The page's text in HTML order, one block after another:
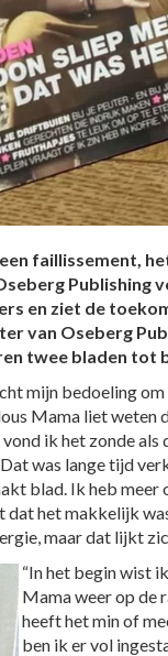
faillissement,
Publishing
en ziet de
van Oseberg
twee bladen tot
mijn bedoeling
Mama liet weten
ik het zonde als
was lange tijd
blad. Ik heb
het makkelijk
maar dat lijkt
“In het begin wist
Mama weer op de
heeft het min of
ben ik er vol